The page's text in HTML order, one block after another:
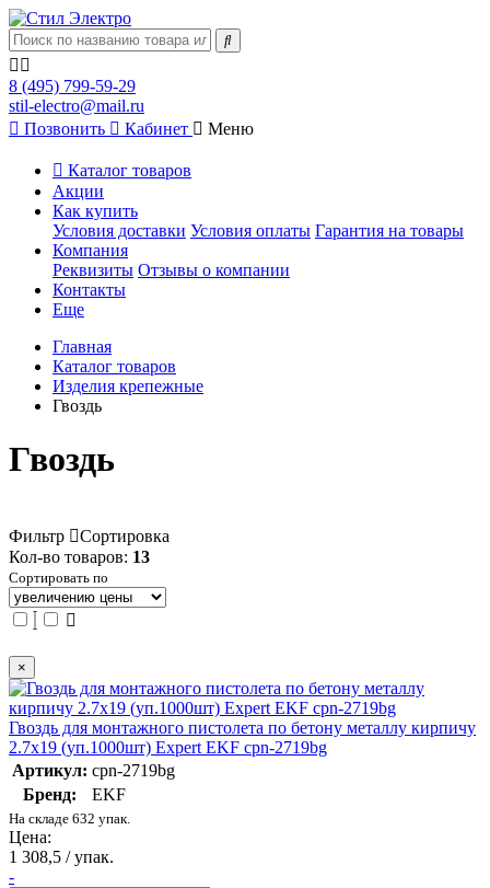
8 (495) 799-59-29
stil-electro@mail.ru
Позвонить
Кабинет Меню
Каталог товаров
Акции
Как купить
Условия доставки Условия оплаты Гарантия на товары
Компания
Реквизиты Отзывы о компании
Контакты
Еще
Главная
Каталог товаров
Изделия крепежные
Гвоздь
Гвоздь
Фильтр
Сортировка
Кол-во товаров: 13
Сортировать по
×
Гвоздь для монтажного пистолета по бетону металлу кирпичу
2.7х19 (уп.1000шт) Expert EKF cpn-2719bg
Артикул: cpn-2719bg
Бренд:
EKF
На складе 632 упак.
Цена:
1 308,5 / упак.
-